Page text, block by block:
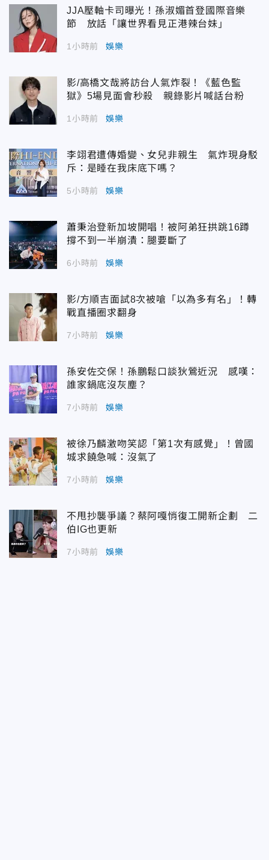
JJA壓軸卡司曝光！孫淑媚首登國際音樂
節 放話「讓世界看見正港辣台妹」
1小時前 娛樂
影/高橋文哉將訪台人氣炸裂！《藍色監
獄》5場見面會秒殺 親錄影片喊話台粉
1小時前 娛樂
李翊君遭傳婚變、女兒非親生 氣炸現身駁
斥：是睡在我床底下嗎？
5小時前 娛樂
蕭秉治登新加坡開唱！被阿弟狂拱跳16蹲
撐不到一半崩潰：腿要斷了
6小時前 娛樂
影/方順吉面試8次被嗆「以為多有名」！轉
戰直播圈求翻身
7小時前 娛樂
孫安佐交保！孫鵬鬆口談狄鶯近況 感嘆：
誰家鍋底沒灰塵？
7小時前 娛樂
被徐乃麟激吻笑認「第1次有感覺」！曾國
城求饒急喊：沒氣了
7小時前 娛樂
不甩抄襲爭議？蔡阿嘎悄復工開新企劃 二
伯IG也更新
7小時前 娛樂